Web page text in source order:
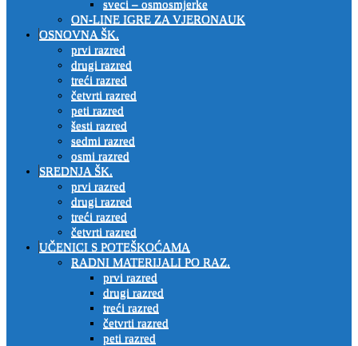
sveci – osmosmjerke
ON-LINE IGRE ZA VJERONAUK
OSNOVNA ŠK.
prvi razred
drugi razred
treći razred
četvrti razred
peti razred
šesti razred
sedmi razred
osmi razred
SREDNJA ŠK.
prvi razred
drugi razred
treći razred
četvrti razred
UČENICI S POTEŠKOĆAMA
RADNI MATERIJALI PO RAZ.
prvi razred
drugi razred
treći razred
četvrti razred
peti razred